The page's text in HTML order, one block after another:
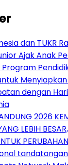
dan TUKR
Ajak Anak
Program
dengan
2026
LEBIH
PERUBAHAN